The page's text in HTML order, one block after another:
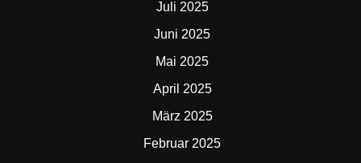
Juli 2025
Juni 2025
Mai 2025
April 2025
März 2025
Februar 2025